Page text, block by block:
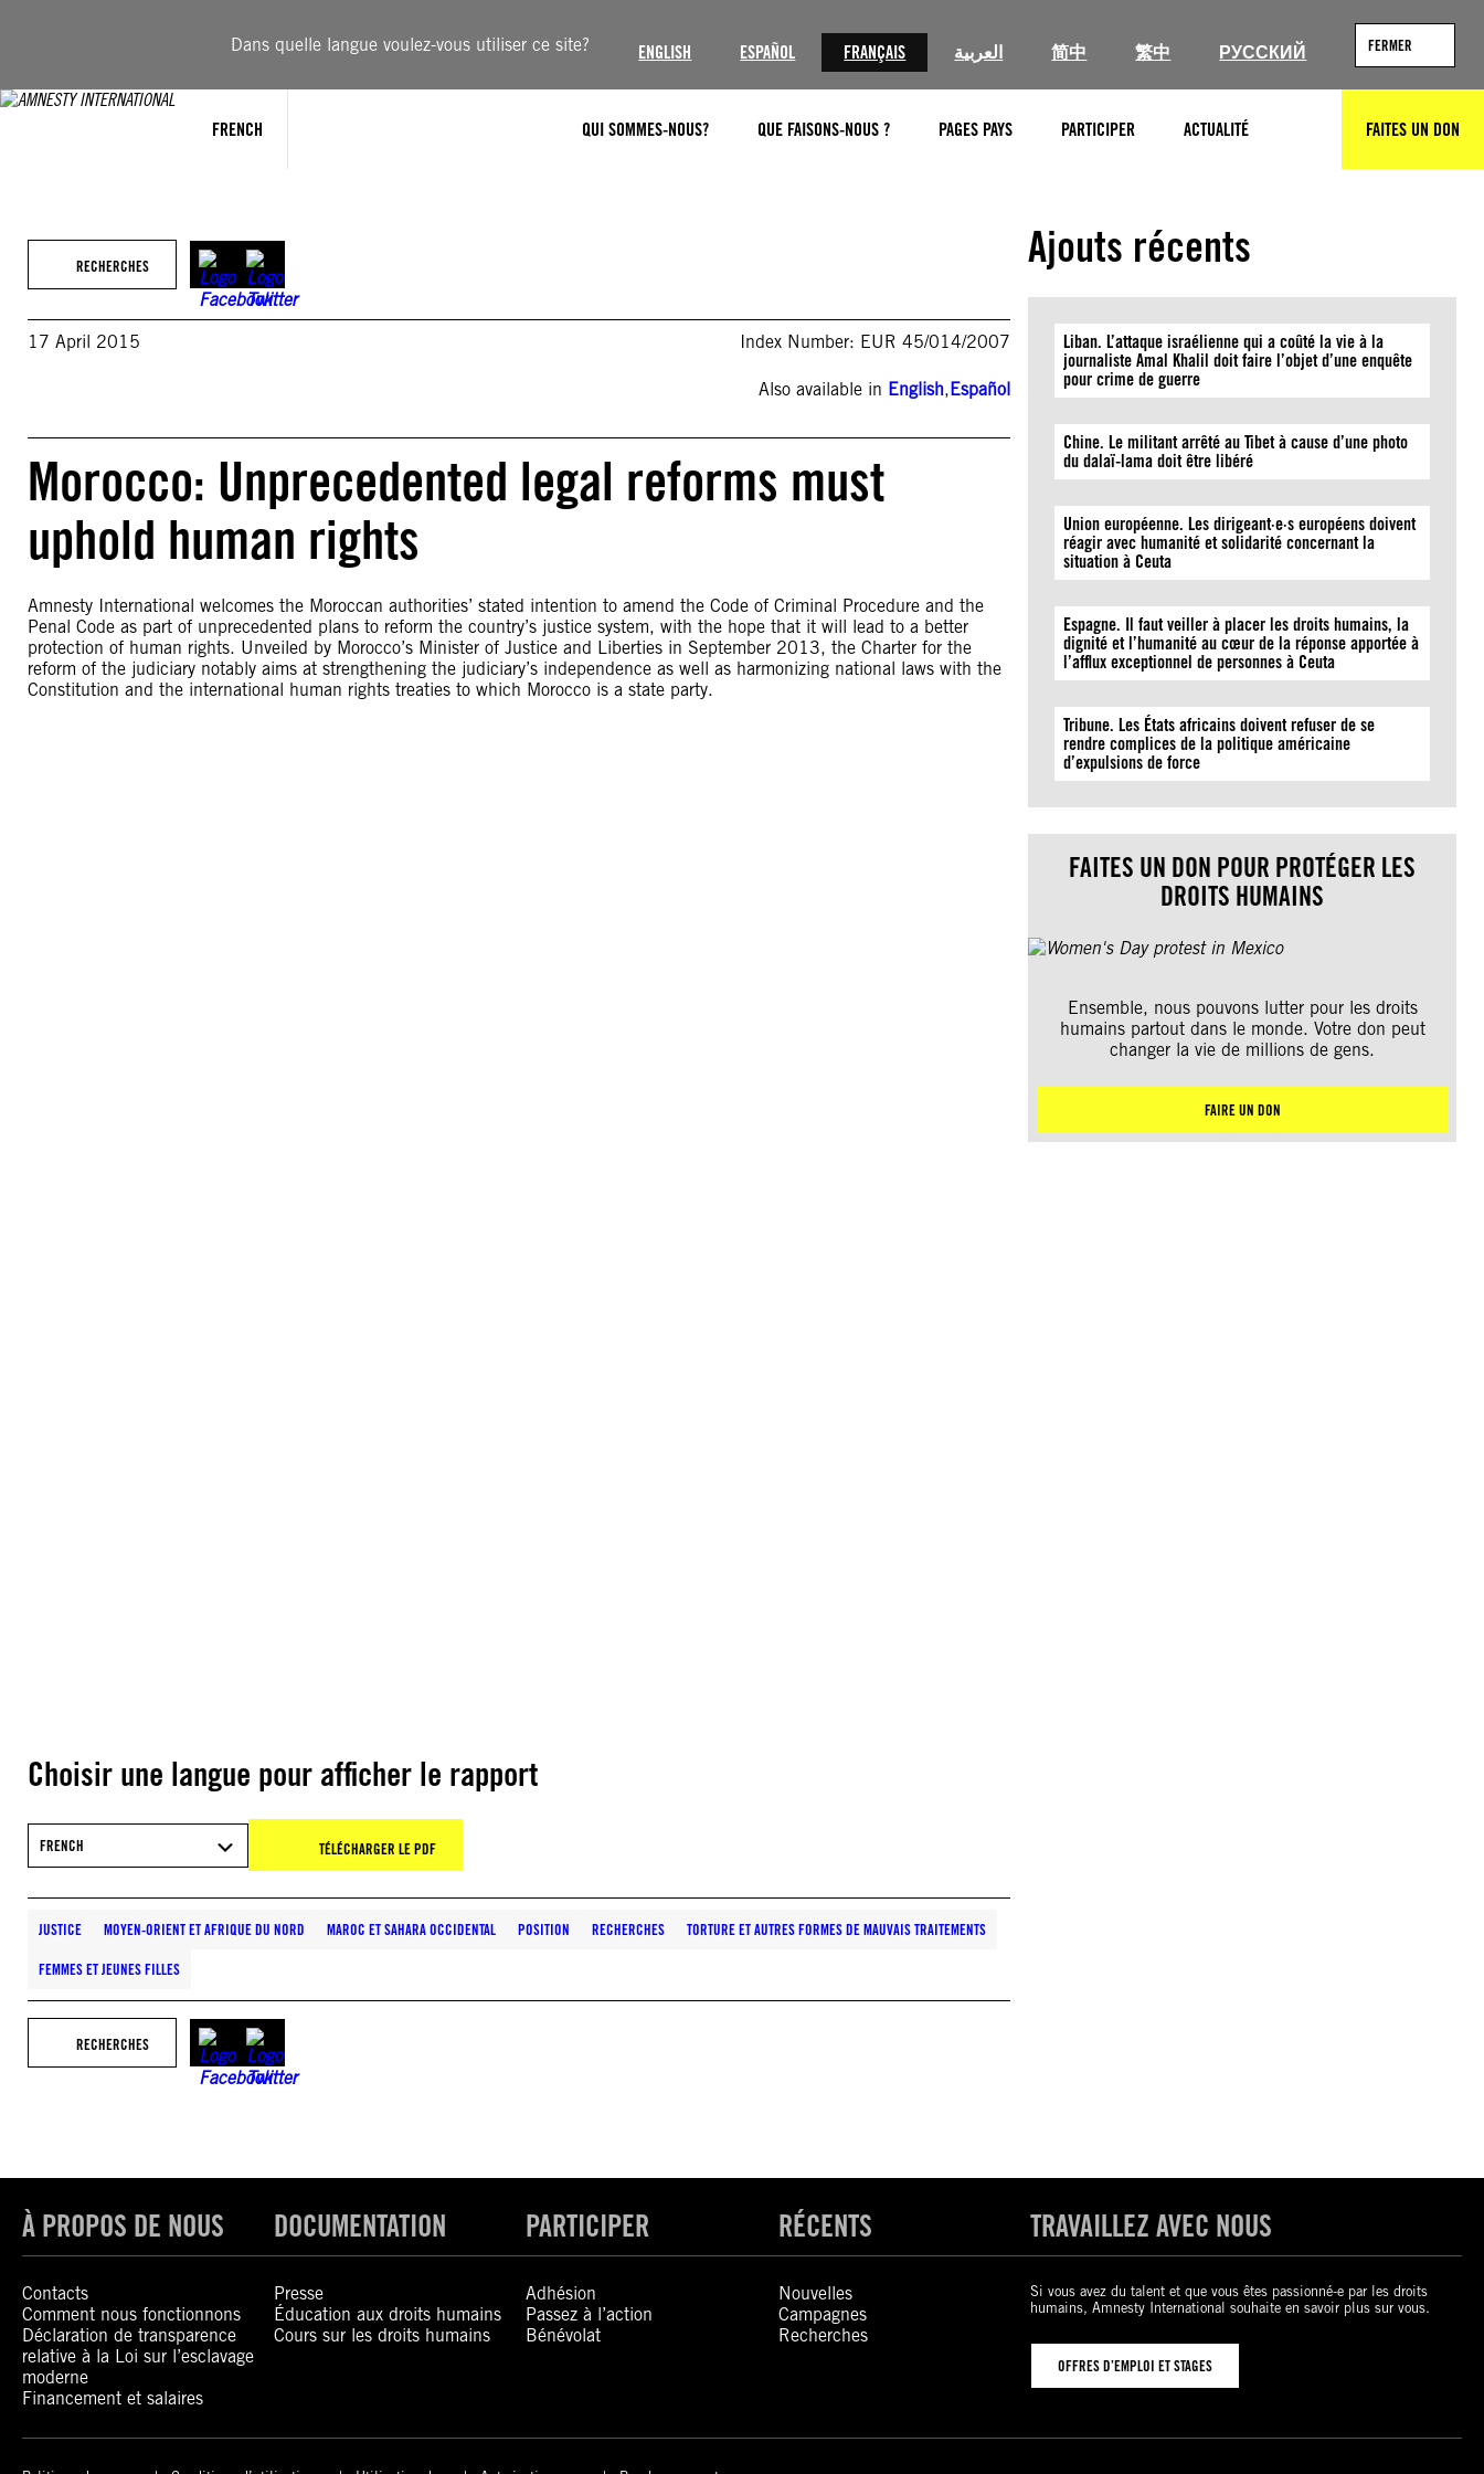
Dans quelle langue voulez-vous utiliser ce site? ENGLISH ESPAÑOL FRANÇAIS العربية 简中 繁中 РУССКИЙ FERMER
FRENCH QUI SOMMES-NOUS? QUE FAISONS-NOUS ? PAGES PAYS PARTICIPER ACTUALITÉ RECHERCHERFAITES UN DON
RECHERCHES
17 April 2015 Index Number: EUR 45/014/2007
Also available in English,Español
Morocco: Unprecedented legal reforms must
uphold human rights
Amnesty International welcomes the Moroccan authorities’ stated intention to amend the Code of Criminal Procedure and the
Penal Code as part of unprecedented plans to reform the country’s justice system, with the hope that it will lead to a better
protection of human rights. Unveiled by Morocco’s Minister of Justice and Liberties in September 2013, the Charter for the
reform of the judiciary notably aims at strengthening the judiciary’s independence as well as harmonizing national laws with the
Constitution and the international human rights treaties to which Morocco is a state party.
Choisir une langue pour afficher le rapport
FRENCH TÉLÉCHARGER LE PDF
JUSTICE MOYEN-ORIENT ET AFRIQUE DU NORD MAROC ET SAHARA OCCIDENTAL POSITION RECHERCHES TORTURE ET AUTRES FORMES DE MAUVAIS TRAITEMENTS
FEMMES ET JEUNES FILLES
RECHERCHES
Ajouts récents
Liban. L’attaque israélienne qui a coûté la vie à la
journaliste Amal Khalil doit faire l’objet d’une enquête
pour crime de guerre
Chine. Le militant arrêté au Tibet à cause d’une photo
du dalaï-lama doit être libéré
Union européenne. Les dirigeant·e·s européens doivent
réagir avec humanité et solidarité concernant la
situation à Ceuta
Espagne. Il faut veiller à placer les droits humains, la
dignité et l’humanité au cœur de la réponse apportée à
l’afflux exceptionnel de personnes à Ceuta
Tribune. Les États africains doivent refuser de se
rendre complices de la politique américaine
d’expulsions de force
FAITES UN DON POUR PROTÉGER LES
DROITS HUMAINS
Ensemble, nous pouvons lutter pour les droits
humains partout dans le monde. Votre don peut
changer la vie de millions de gens.
FAIRE UN DON
À PROPOS DE NOUS
Contacts
Comment nous fonctionnons
Déclaration de transparence
relative à la Loi sur l’esclavage
moderne
Financement et salaires
DOCUMENTATION
Presse
Éducation aux droits humains
Cours sur les droits humains
PARTICIPER
Adhésion
Passez à l’action
Bénévolat
RÉCENTS
Nouvelles
Campagnes
Recherches
TRAVAILLEZ AVEC NOUS
Si vous avez du talent et que vous êtes passionné-e par les droits
humains, Amnesty International souhaite en savoir plus sur vous.
OFFRES D’EMPLOI ET STAGES